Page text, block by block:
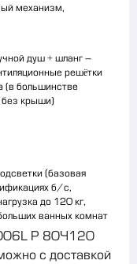
механизм,
душ + шланг –
решётки
(в большинстве
без крыши)
(базовая
б/с,
до 120 кг,
ванных комнат
Р 80×120
с доставкой